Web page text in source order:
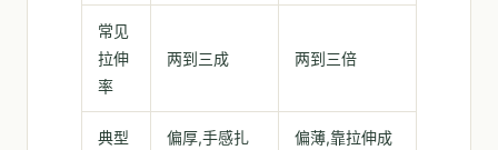
常见
拉伸
率
两到三成 两到三倍
典型
偏厚,手感扎
偏薄,靠拉伸成